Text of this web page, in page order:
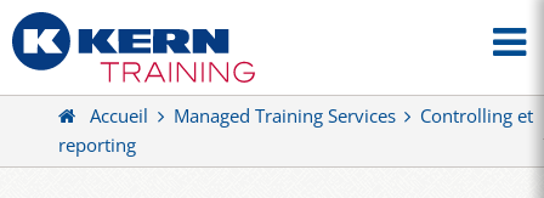
Accueil Managed Training Services
Controlling et
reporting